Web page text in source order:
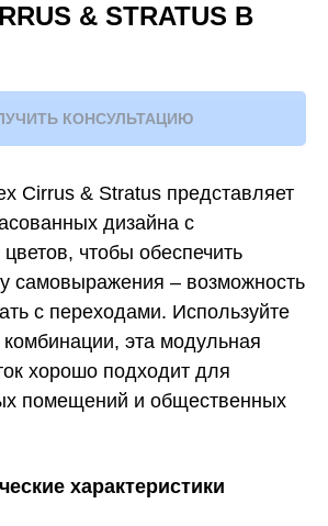
& STRATUS В
КОНСУЛЬТАЦИЮ
Cirrus & Stratus представляет
дизайна с
чтобы обеспечить
самовыражения – возможность
с переходами. Используйте
эта модульная
хорошо подходит для
помещений и общественных
характеристики